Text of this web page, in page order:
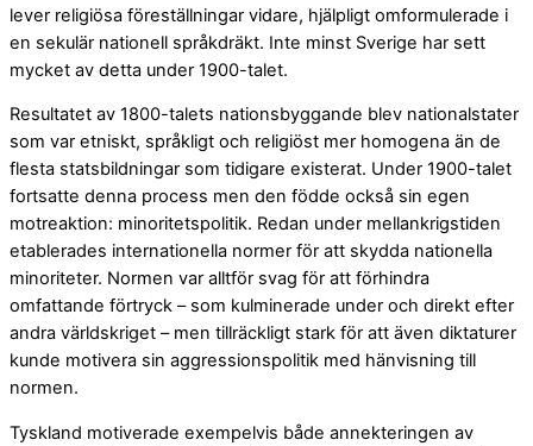
lever religiösa föreställningar vidare, hjälpligt omformulerade i
en sekulär nationell språkdräkt. Inte minst Sverige har sett
mycket av detta under 1900-talet.
Resultatet av 1800-talets nationsbyggande blev nationalstater
som var etniskt, språkligt och religiöst mer homogena än de
flesta statsbildningar som tidigare existerat. Under 1900-talet
fortsatte denna process men den födde också sin egen
motreaktion: minoritetspolitik. Redan under mellankrigstiden
etablerades internationella normer för att skydda nationella
minoriteter. Normen var alltför svag för att förhindra
omfattande förtryck – som kulminerade under och direkt efter
andra världskriget – men tillräckligt stark för att även diktaturer
kunde motivera sin aggressionspolitik med hänvisning till
normen.
Tyskland motiverade exempelvis både annekteringen av